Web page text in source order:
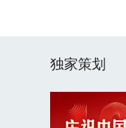
独家策划